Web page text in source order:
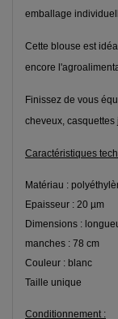
emballage
Cette blouse est
encore
Finissez de vous
cheveux, casquettes
Caractéristiques
Matériau :
Epaisseur : 20 µm
Dimensions :
manches : 78 cm
Couleur : blanc
Taille unique
Conditionnement :